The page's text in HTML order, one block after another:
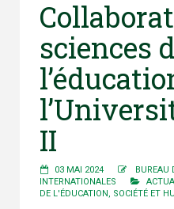
sciences
II
03 MAI 2024
BUREAU
INTERNATIONALES
DE L'ÉDUCATION
SOCIÉTÉ ET